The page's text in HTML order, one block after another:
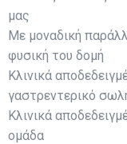
μας
Με μοναδική
φυσική του δομή
Κλινικά
γαστρεντερικό
Κλινικά
ομάδα